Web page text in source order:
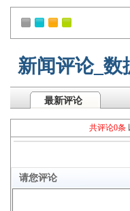
新闻评论_数
最新评论
共评论0条
请您评论